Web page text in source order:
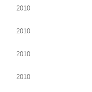
2010
2010
2010
2010